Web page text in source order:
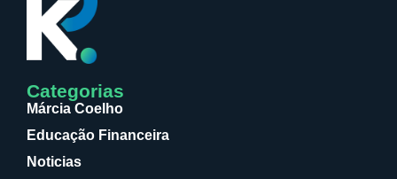
Categorias
Márcia Coelho
Educação Financeira
Noticias